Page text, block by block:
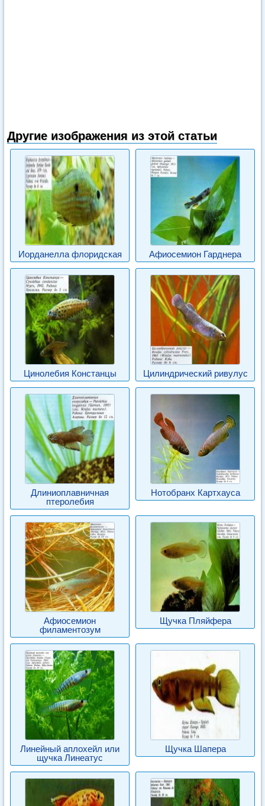
Другие изображения из этой статьи
Иорданелла флоридская Афиосемион Гарднера
Цинолебия Констанцы Цилиндрический ривулус
Длиниоплавничная
птеролебия
Нотобранх Картхауса
Афиосемион
филаментозум
Щучка Пляйфера
Линейный аплохейл или
щучка Линеатус
Щучка Шапера